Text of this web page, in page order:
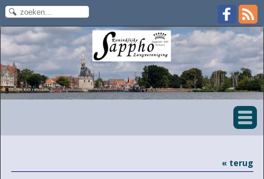
« terug